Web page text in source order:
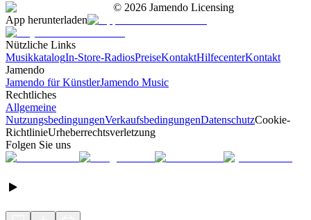
© 2026 Jamendo Licensing
App herunterladen
Nützliche Links
MusikkatalogIn-Store-RadiosPreiseKontaktHilfecenterKontakt
Jamendo
Jamendo für KünstlerJamendo Music
Rechtliches
Allgemeine
NutzungsbedingungenVerkaufsbedingungenDatenschutzCookie-
RichtlinieUrheberrechtsverletzung
Folgen Sie uns